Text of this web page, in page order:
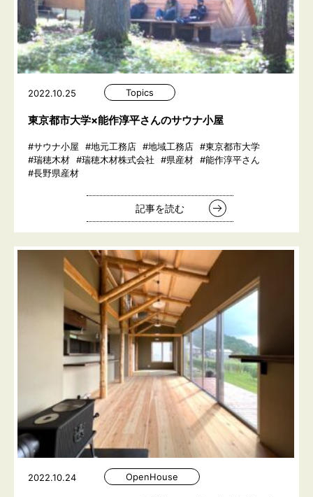
2022.10.25 Topics
東京都市大学×能作淳平さんのサウナ小屋
#サウナ小屋 #地元工務店 #地域工務店 #東京都市大学
#瑞穂木材 #瑞穂木材株式会社 #県産材 #能作淳平さん
#長野県産材
記事を読む
2022.10.24 OpenHouse